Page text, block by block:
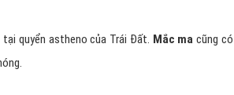
quyển astheno của Trái Đất. Mắc ma cũng có